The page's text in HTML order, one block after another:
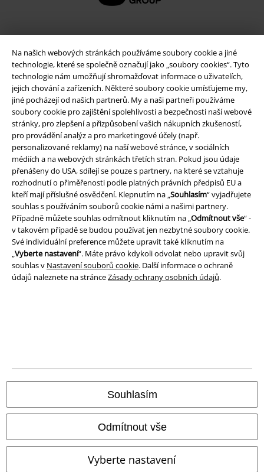
Na našich webových stránkách používáme soubory cookie a jiné
technologie, které se společně označují jako „soubory cookies“. Tyto
technologie nám umožňují shromažďovat informace o uživatelích,
jejich chování a zařízeních. Některé soubory cookie umísťujeme my,
jiné pocházejí od našich partnerů. My a naši partneři používáme
soubory cookie pro zajištění spolehlivosti a bezpečnosti naší webové
stránky, pro zlepšení a přizpůsobení vašich nákupních zkušeností,
pro provádění analýz a pro marketingové účely (např.
personalizované reklamy) na naší webové stránce, v sociálních
médiích a na webových stránkách třetích stran. Pokud jsou údaje
přenášeny do USA, sdílejí se pouze s partnery, na které se vztahuje
rozhodnutí o přiměřenosti podle platných právních předpisů EU a
kteří mají příslušné osvědčení. Klepnutím na „Souhlasím“ vyjadřujete
souhlas s používáním souborů cookie námi a našimi partnery.
Případně můžete souhlas odmítnout kliknutím na „Odmítnout vše“ -
v takovém případě se budou používat jen nezbytné soubory cookie.
Své individuální preference můžete upravit také kliknutím na
„Vyberte nastavení“. Máte právo kdykoli odvolat nebo upravit svůj
souhlas v Nastavení souborů cookie. Další informace o ochraně
údajů naleznete na stránceZásady ochrany osobních údajů.
Souhlasím
Odmítnout vše
Vyberte nastavení
Právní informace
Podmínky
Prohlášení
Ochrana osobních údajů
Likvidace odpadu a ochrana životního prostředí
Prohlášení o shodě
Všechny ceny jsou včetně DPH, bezpoštovného a balného
© 1986-2026 EMP Merchandising
Naše online obchody